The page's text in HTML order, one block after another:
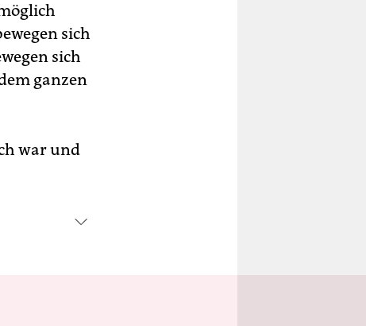
sich
sich
ganzen
war und